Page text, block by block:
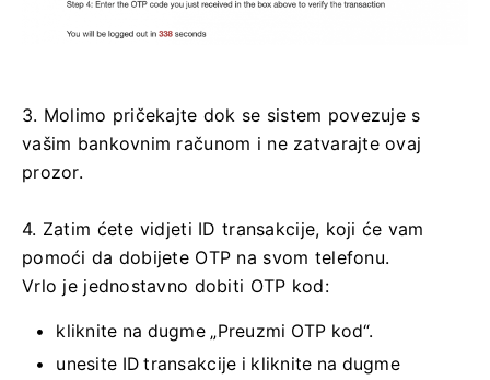
3. Molimo pričekajte dok se sistem povezuje s
vašim bankovnim računom i ne zatvarajte ovaj
prozor.
4. Zatim ćete vidjeti ID transakcije, koji će vam
pomoći da dobijete OTP na svom telefonu.
Vrlo je jednostavno dobiti OTP kod:
kliknite na dugme „Preuzmi OTP kod“.
unesite ID transakcije i kliknite na dugme